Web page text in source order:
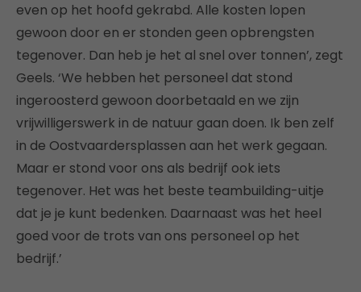
even op het hoofd gekrabd. Alle kosten lopen
gewoon door en er stonden geen opbrengsten
tegenover. Dan heb je het al snel over tonnen’, zegt
Geels. ‘We hebben het personeel dat stond
ingeroosterd gewoon doorbetaald en we zijn
vrijwilligerswerk in de natuur gaan doen. Ik ben zelf
in de Oostvaardersplassen aan het werk gegaan.
Maar er stond voor ons als bedrijf ook iets
tegenover. Het was het beste teambuilding-uitje
dat je je kunt bedenken. Daarnaast was het heel
goed voor de trots van ons personeel op het
bedrijf.’